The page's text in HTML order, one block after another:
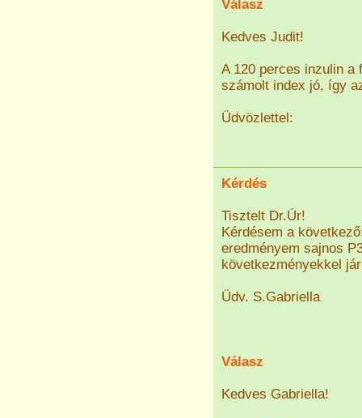
Válasz
Kedves Judit!
A 120 perces inzulin a
számolt index jó, így
Üdvözlettel:
Kérdés
Tisztelt Dr.Úr!
Kérdésem a
eredményem sajnos
következményekkel
Üdv. S.Gabriella
Válasz
Kedves Gabriella!